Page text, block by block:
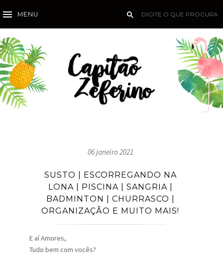
MENU
06 janeiro 2021
SUSTO | ESCORREGANDO NA
LONA | PISCINA | SANGRIA |
BADMINTON | CHURRASCO |
ORGANIZAÇÃO E MUITO MAIS!
E aí Amores,
Tudo bem com vocês?